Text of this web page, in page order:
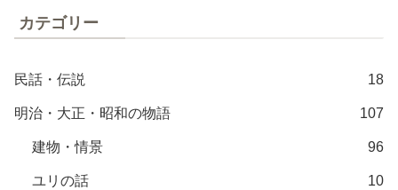
カテゴリー
民話・伝説 18
明治・大正・昭和の物語 107
建物・情景 96
ユリの話 10